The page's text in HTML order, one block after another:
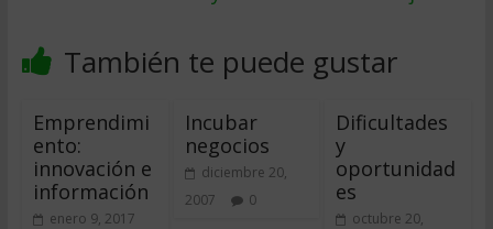
También te puede gustar
Emprendimi
ento:
innovación e
información
enero 9, 2017
Incubar
negocios
diciembre 20,
2007
0
Dificultades
y
oportunidad
es
octubre 20,